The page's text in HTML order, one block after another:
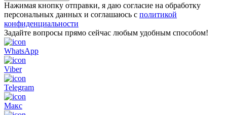
Нажимая кнопку отправки, я даю согласие на обработку
персональных данных и соглашаюсь с политикой
конфиденциальности
Задайте вопросы прямо сейчас любым удобным способом!
WhatsApp
Viber
Telegram
Макс